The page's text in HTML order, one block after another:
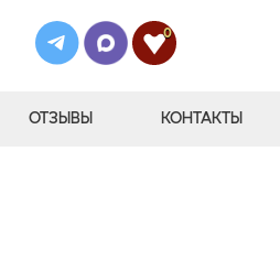
0
ОТЗЫВЫ КОНТАКТЫ